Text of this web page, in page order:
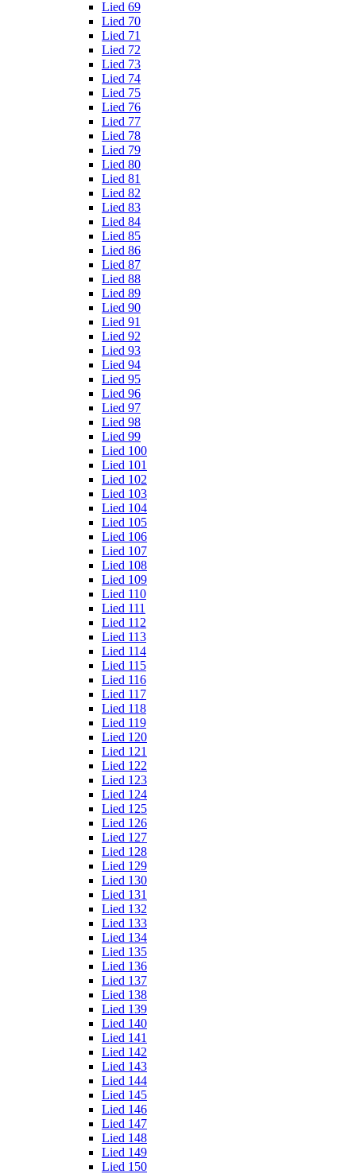
Lied 69
Lied 70
Lied 71
Lied 72
Lied 73
Lied 74
Lied 75
Lied 76
Lied 77
Lied 78
Lied 79
Lied 80
Lied 81
Lied 82
Lied 83
Lied 84
Lied 85
Lied 86
Lied 87
Lied 88
Lied 89
Lied 90
Lied 91
Lied 92
Lied 93
Lied 94
Lied 95
Lied 96
Lied 97
Lied 98
Lied 99
Lied 100
Lied 101
Lied 102
Lied 103
Lied 104
Lied 105
Lied 106
Lied 107
Lied 108
Lied 109
Lied 110
Lied 111
Lied 112
Lied 113
Lied 114
Lied 115
Lied 116
Lied 117
Lied 118
Lied 119
Lied 120
Lied 121
Lied 122
Lied 123
Lied 124
Lied 125
Lied 126
Lied 127
Lied 128
Lied 129
Lied 130
Lied 131
Lied 132
Lied 133
Lied 134
Lied 135
Lied 136
Lied 137
Lied 138
Lied 139
Lied 140
Lied 141
Lied 142
Lied 143
Lied 144
Lied 145
Lied 146
Lied 147
Lied 148
Lied 149
Lied 150